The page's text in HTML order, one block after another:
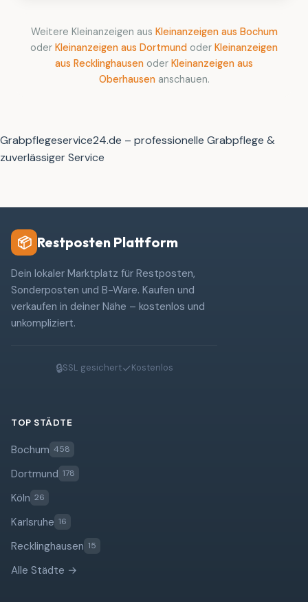
Weitere Kleinanzeigen aus Kleinanzeigen aus Bochum
oder Kleinanzeigen aus Dortmund oder Kleinanzeigen
aus Recklinghausen oder Kleinanzeigen aus
Oberhausenanschauen.
Grabpflegeservice24.de – professionelle Grabpflege &
zuverlässiger Service
📦 Restposten Plattform
Dein lokaler Marktplatz für Restposten,
Sonderposten und B-Ware. Kaufen und
verkaufen in deiner Nähe – kostenlos und
unkompliziert.
🔒SSL gesichert✓Kostenlos
TOP STÄDTE
Bochum 458
Dortmund 178
Köln 26
Karlsruhe 16
Recklinghausen 15
Alle Städte →